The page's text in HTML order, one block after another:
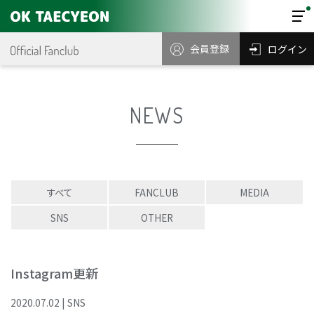
会員登録 ログイン
NEWS
すべて FANCLUB
MEDIA
SNS
OTHER
Instagram更新
2020.07.02 | SNS